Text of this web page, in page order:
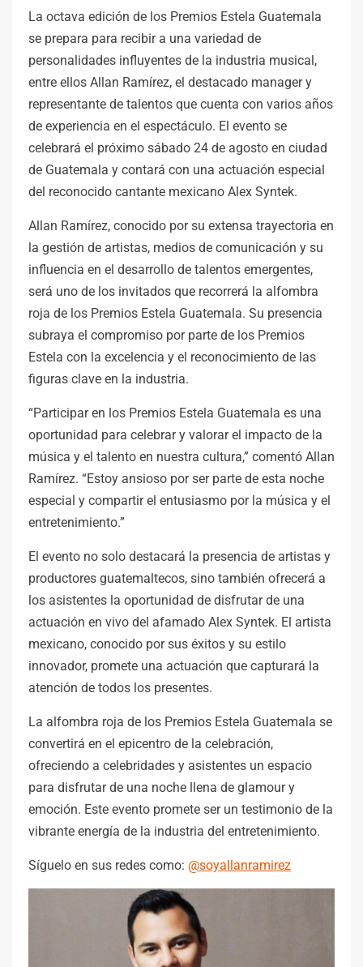
La octava edición de los Premios Estela Guatemala
se prepara para recibir a una variedad de
personalidades influyentes de la industria musical,
entre ellos Allan Ramírez, el destacado manager y
representante de talentos que cuenta con varios años
de experiencia en el espectáculo. El evento se
celebrará el próximo sábado 24 de agosto en ciudad
de Guatemala y contará con una actuación especial
del reconocido cantante mexicano Alex Syntek.
Allan Ramírez, conocido por su extensa trayectoria en
la gestión de artistas, medios de comunicación y su
influencia en el desarrollo de talentos emergentes,
será uno de los invitados que recorrerá la alfombra
roja de los Premios Estela Guatemala. Su presencia
subraya el compromiso por parte de los Premios
Estela con la excelencia y el reconocimiento de las
figuras clave en la industria.
“Participar en los Premios Estela Guatemala es una
oportunidad para celebrar y valorar el impacto de la
música y el talento en nuestra cultura,” comentó Allan
Ramírez. “Estoy ansioso por ser parte de esta noche
especial y compartir el entusiasmo por la música y el
entretenimiento.”
El evento no solo destacará la presencia de artistas y
productores guatemaltecos, sino también ofrecerá a
los asistentes la oportunidad de disfrutar de una
actuación en vivo del afamado Alex Syntek. El artista
mexicano, conocido por sus éxitos y su estilo
innovador, promete una actuación que capturará la
atención de todos los presentes.
La alfombra roja de los Premios Estela Guatemala se
convertirá en el epicentro de la celebración,
ofreciendo a celebridades y asistentes un espacio
para disfrutar de una noche llena de glamour y
emoción. Este evento promete ser un testimonio de la
vibrante energía de la industria del entretenimiento.
Síguelo en sus redes como: @soyallanramirez